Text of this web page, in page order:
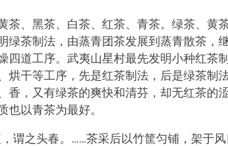
、黑茶、白茶、红茶、青茶。绿茶、黄茶
绿茶制法，由蒸青团茶发展到蒸青散茶，
四道工序。武夷山星村最先发明小种红茶
干等工序，先是红茶制法，后是绿茶制法
香，又有绿茶的爽快和清芬，却无红茶的
以青茶为最好。
，谓之头春。……茶采后以竹筐匀铺，架于风